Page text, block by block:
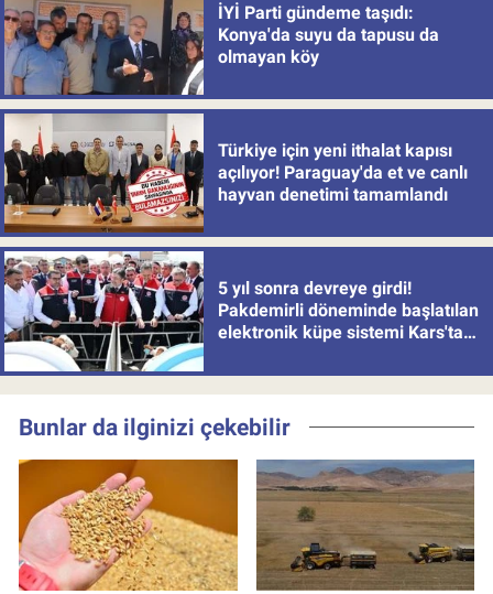
İYİ Parti gündeme taşıdı:
Konya'da suyu da tapusu da
olmayan köy
Türkiye için yeni ithalat kapısı
açılıyor! Paraguay'da et ve canlı
hayvan denetimi tamamlandı
5 yıl sonra devreye girdi!
Pakdemirli döneminde başlatılan
elektronik küpe sistemi Kars'tan
Bunlar da ilginizi çekebilir